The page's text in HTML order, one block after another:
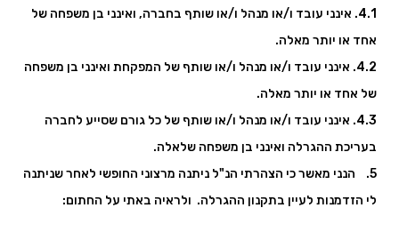
4.1. אינני עובד ו/או מנהל ו/או שותף בחברה, ואינני בן משפחה של
אחד או יותר מאלה.
4.2. אינני עובד ו/או מנהל ו/או שותף של המפקחת ואינני בן משפחה
של אחד או יותר מאלה.
4.3. אינני עובד ו/או מנהל ו/או שותף של כל גורם שסייע לחברה
בעריכת ההגרלה ואינני בן משפחה שלאלה.
5. הנני מאשר כי הצהרתי הנ"ל ניתנה מרצוני החופשי לאחר שניתנה
לי הזדמנות לעיין בתקנון ההגרלה. ולראיה באתי על החתום: